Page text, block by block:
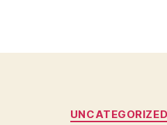
UNCATEGORIZED